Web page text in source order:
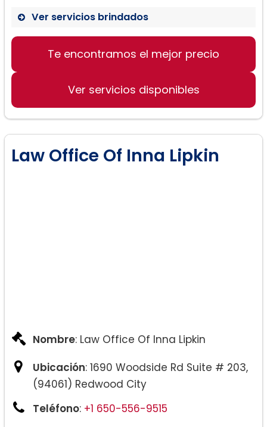
Ver servicios brindados
Te encontramos el mejor precio
Ver servicios disponibles
Law Office Of Inna Lipkin
Nombre: Law Office Of Inna Lipkin
Ubicación: 1690 Woodside Rd Suite # 203,
(94061) Redwood City
Teléfono: +1 650-556-9515